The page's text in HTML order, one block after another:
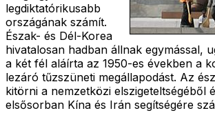
legdiktatórikusabb
országának számít.
Észak- és Dél-Korea
hivatalosan hadban állnak egymással,
a két fél aláírta az 1950-es években a
lezáró tűzszüneti megállapodást. Az
kitörni a nemzetközi elszigeteltségéből
elsősorban Kína és Irán segítségére